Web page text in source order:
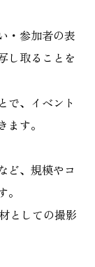
・参加者の表
し取ることを
で、イベント
す。
ど、規模やコ
としての撮影